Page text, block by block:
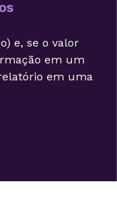
e, se o valor
em um
em uma